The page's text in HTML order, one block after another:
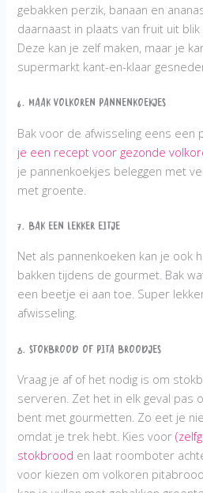
gebakken perzik, banaan en
daarnaast in plaats van fruit uit
Deze kan je zelf maken, maar je
supermarkt kant-en-klaar
6. Maak Volkoren Pannenkoekjes
Bak voor de afwisseling eens een
je een recept voor gezonde
je pannenkoekjes beleggen met
met groente.
7. Bak een lekker eitje
Net als pannenkoeken kan je ook
bakken tijdens de gourmet. Bak
een beetje ei aan toe. Super
afwisseling.
8. Stokbrood of pita broodjes
Vraag je af of het nodig is om
serveren. Zet het in elk geval pas
bent met gourmetten. Zo eet je
omdat je trek hebt. Kies voor
stokbrood en laat roomboter
voor kiezen om volkoren